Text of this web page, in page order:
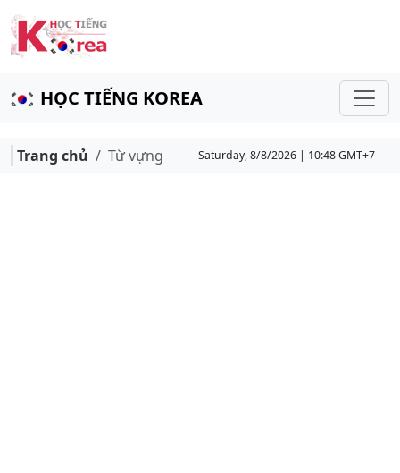
HỌC TIẾNG KOREA
Trang chủ Từ vựng Saturday, 8/8/2026 | 10:48 GMT+7